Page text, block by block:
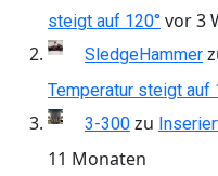
steigt auf 120° vor 3
SledgeHammer
Temperatur steigt auf
3-300 zu
11 Monaten